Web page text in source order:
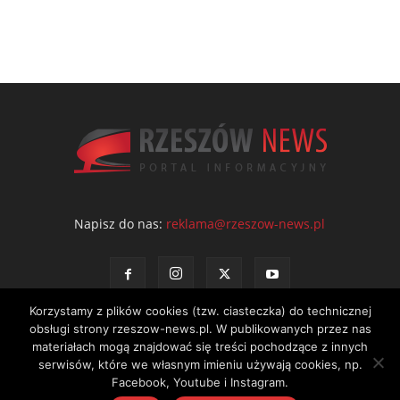
Napisz do nas: reklama@rzeszow-news.pl
Kontakt Polityka prywatności Regulamin portalu
© NEWS Sp. z o.o. - wydawca portalu Rzeszów News. Wszystkie prawa
Korzystamy z plików cookies (tzw. ciasteczka) do technicznej
obsługi strony rzeszow-news.pl. W publikowanych przez nas
materiałach mogą znajdować się treści pochodzące z innych
serwisów, które we własnym imieniu używają cookies, np.
Facebook, Youtube i Instagram.